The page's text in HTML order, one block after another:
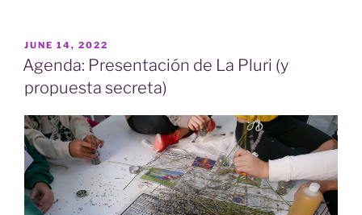
POSTED
ON
JUNE 14, 2022
Agenda: Presentación de La Pluri (y
propuesta secreta)